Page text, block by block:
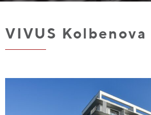
VIVUS Kolbenova I